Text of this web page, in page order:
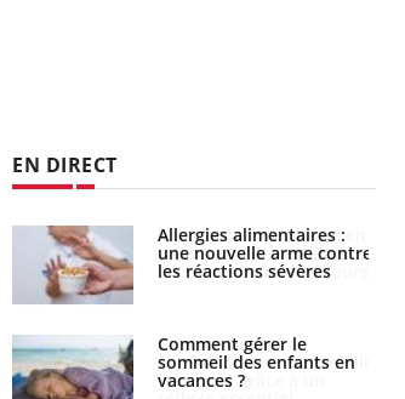
EN DIRECT
Allergies alimentaires :
une nouvelle arme contre
les réactions sévères
Comment gérer le
sommeil des enfants en
vacances ?